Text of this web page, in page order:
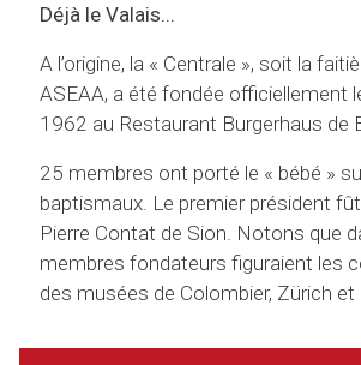
Déjà le Valais...
A l’origine, la « Centrale », soit la
ASEAA, a été fondée officiellement
1962 au Restaurant Burgerhaus de
25 membres ont porté le « bébé »
baptismaux. Le premier président
Pierre Contat de Sion. Notons que
membres fondateurs figuraient les
des musées de Colombier, Zürich et